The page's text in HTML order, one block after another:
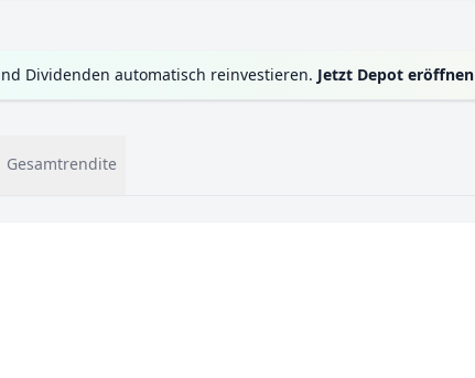
Dividenden automatisch reinvestieren. Jetzt Depot eröffnen
Gesamtrendite